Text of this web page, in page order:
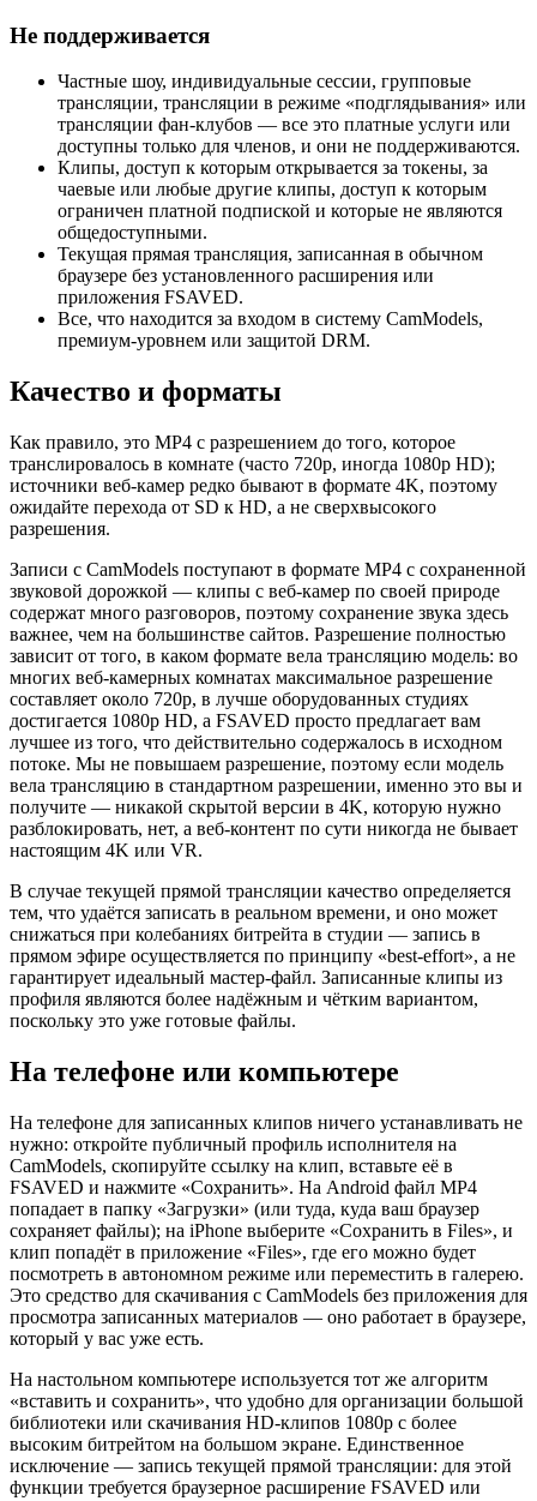
Не поддерживается
Частные шоу, индивидуальные сессии, групповые
трансляции, трансляции в режиме «подглядывания» или
трансляции фан-клубов — все это платные услуги или
доступны только для членов, и они не поддерживаются.
Клипы, доступ к которым открывается за токены, за
чаевые или любые другие клипы, доступ к которым
ограничен платной подпиской и которые не являются
общедоступными.
Текущая прямая трансляция, записанная в обычном
браузере без установленного расширения или
приложения FSAVED.
Все, что находится за входом в систему CamModels,
премиум-уровнем или защитой DRM.
Качество и форматы
Как правило, это MP4 с разрешением до того, которое
транслировалось в комнате (часто 720p, иногда 1080p HD);
источники веб-камер редко бывают в формате 4K, поэтому
ожидайте перехода от SD к HD, а не сверхвысокого
разрешения.
Записи с CamModels поступают в формате MP4 с сохраненной
звуковой дорожкой — клипы с веб-камер по своей природе
содержат много разговоров, поэтому сохранение звука здесь
важнее, чем на большинстве сайтов. Разрешение полностью
зависит от того, в каком формате вела трансляцию модель: во
многих веб-камерных комнатах максимальное разрешение
составляет около 720p, в лучше оборудованных студиях
достигается 1080p HD, а FSAVED просто предлагает вам
лучшее из того, что действительно содержалось в исходном
потоке. Мы не повышаем разрешение, поэтому если модель
вела трансляцию в стандартном разрешении, именно это вы и
получите — никакой скрытой версии в 4K, которую нужно
разблокировать, нет, а веб-контент по сути никогда не бывает
настоящим 4K или VR.
В случае текущей прямой трансляции качество определяется
тем, что удаётся записать в реальном времени, и оно может
снижаться при колебаниях битрейта в студии — запись в
прямом эфире осуществляется по принципу «best-effort», а не
гарантирует идеальный мастер-файл. Записанные клипы из
профиля являются более надёжным и чётким вариантом,
поскольку это уже готовые файлы.
На телефоне или компьютере
На телефоне для записанных клипов ничего устанавливать не
нужно: откройте публичный профиль исполнителя на
CamModels, скопируйте ссылку на клип, вставьте её в
FSAVED и нажмите «Сохранить». На Android файл MP4
попадает в папку «Загрузки» (или туда, куда ваш браузер
сохраняет файлы); на iPhone выберите «Сохранить в Files», и
клип попадёт в приложение «Files», где его можно будет
посмотреть в автономном режиме или переместить в галерею.
Это средство для скачивания с CamModels без приложения для
просмотра записанных материалов — оно работает в браузере,
который у вас уже есть.
На настольном компьютере используется тот же алгоритм
«вставить и сохранить», что удобно для организации большой
библиотеки или скачивания HD-клипов 1080p с более
высоким битрейтом на большом экране. Единственное
исключение — запись текущей прямой трансляции: для этой
функции требуется браузерное расширение FSAVED или